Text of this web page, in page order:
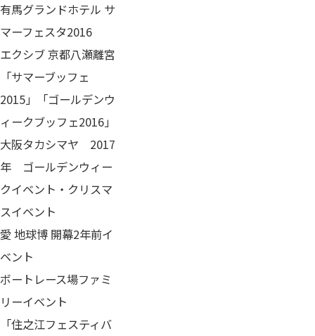
有馬グランドホテル サ
マーフェスタ2016
エクシブ 京都八瀬離宮
「サマーブッフェ
2015」「ゴールデンウ
ィークブッフェ2016」
大阪タカシマヤ 2017
年 ゴールデンウィー
クイベント・クリスマ
スイベント
愛 地球博 開幕2年前イ
ベント
ボートレース場ファミ
リーイベント
「住之江フェスティバ